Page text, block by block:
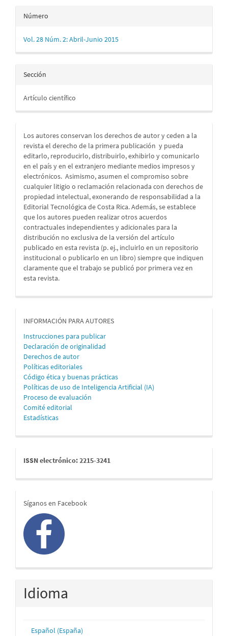
Número
Vol. 28 Núm. 2: Abril-Junio 2015
Sección
Artículo científico
Los autores conservan los derechos de autor y ceden a la
revista el derecho de la primera publicación y pueda
editarlo, reproducirlo, distribuirlo, exhibirlo y comunicarlo
en el país y en el extranjero mediante medios impresos y
electrónicos. Asimismo, asumen el compromiso sobre
cualquier litigio o reclamación relacionada con derechos de
propiedad intelectual, exonerando de responsabilidad a la
Editorial Tecnológica de Costa Rica. Además, se establece
que los autores pueden realizar otros acuerdos
contractuales independientes y adicionales para la
distribución no exclusiva de la versión del artículo
publicado en esta revista (p. ej., incluirlo en un repositorio
institucional o publicarlo en un libro) siempre que indiquen
claramente que el trabajo se publicó por primera vez en
esta revista.
informacion
INFORMACIÓN PARA AUTORES
Instrucciones para publicar
Declaración de originalidad
Derechos de autor
Políticas editoriales
Código ética y buenas prácticas
Políticas de uso de Inteligencia Artificial (IA)
Proceso de evaluación
Comité editorial
Estadísticas
issn
ISSN electrónico: 2215-3241
redes
Síganos en Facebook
Idioma
Español (España)